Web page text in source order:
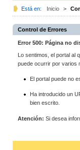
Está en: Inicio >
Control de Errores
Error 500: Página no
Lo sentimos, el portal al
puede ocurrir por varios
El portal puede no
Ha introducido un
bien escrito.
Atención: Si desea